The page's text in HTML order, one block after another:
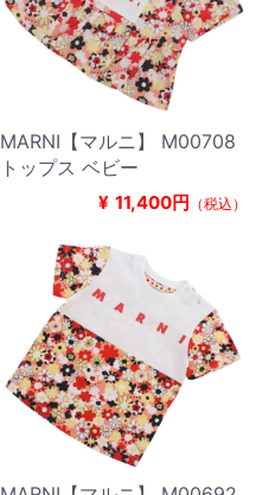
MARNI【マルニ】 M00708
トップス ベビー
¥ 11,400円 （税込）